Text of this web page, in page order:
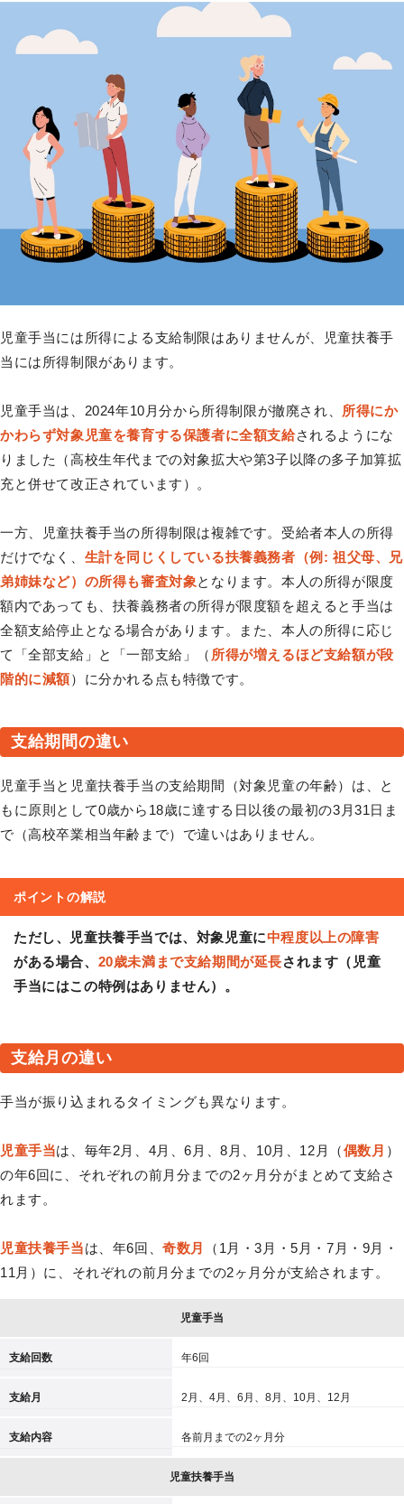
児童手当には所得による支給制限はありませんが、児童扶養手
当には所得制限があります。
児童手当は、2024年10月分から所得制限が撤廃され、 所得にか
かわらず対象児童を養育する保護者に全額支給されるようにな
りました（高校生年代までの対象拡大や第3子以降の多子加算拡
充と併せて改正されています）。
一方、児童扶養手当の所得制限は複雑です。受給者本人の所得
だけでなく、 生計を同じくしている扶養義務者（例: 祖父母、兄
弟姉妹など）の所得も審査対象となります。本人の所得が限度
額内であっても、扶養義務者の所得が限度額を超えると手当は
全額支給停止となる場合があります。また、本人の所得に応じ
て「全部支給」と「一部支給」（ 所得が増えるほど支給額が段
階的に減額）に分かれる点も特徴です。
支給期間の違い
児童手当と児童扶養手当の支給期間（対象児童の年齢）は、と
もに原則として0歳から18歳に達する日以後の最初の3月31日ま
で（高校卒業相当年齢まで）で違いはありません。
ポイントの解説
ただし、児童扶養手当では、対象児童に中程度以上の障害
がある場合、 20歳未満まで支給期間が延長されます（児童
手当にはこの特例はありません）。
支給月の違い
手当が振り込まれるタイミングも異なります。
児童手当は、毎年2月、4月、6月、8月、10月、12月（偶数月 ）
の年6回に、それぞれの前月分までの2ヶ月分がまとめて支給さ
れます。
児童扶養手当は、年6回、奇数月
（1月・3月・5月・7月・9月・
11月）に、それぞれの前月分までの2ヶ月分が支給されます。
児童手当
支給回数 年6回
支給月 2月、4月、6月、8月、10月、12月
支給内容 各前月までの2ヶ月分
児童扶養手当